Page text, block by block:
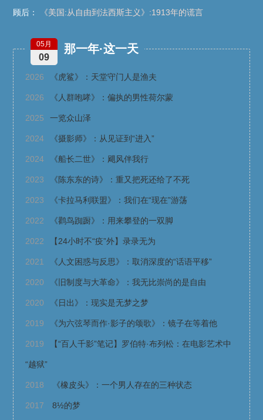
顾后： 《美国:从自由到法西斯主义》:1913年的谎言
那一年·这一天
05月
09
2026 《虎鲨》：天堂守门人是渔夫
2026 《人群咆哮》：偏执的男性荷尔蒙
2025 一览众山泽
2024 《摄影师》：从见证到“进入”
2024 《船长二世》：飓风伴我行
2023 《陈东东的诗》：重又把死还给了不死
2023 《卡拉马利联盟》：我们在“现在”游荡
2022 《鹳鸟踟蹰》：用来攀登的一双脚
2022 【24小时不“疫”外】录录无为
2021 《人文困惑与反思》：取消深度的“话语平移”
2020 《旧制度与大革命》：我无比崇尚的是自由
2020 《日出》：现实是无梦之梦
2019 《为六弦琴而作·影子的颂歌》：镜子在等着他
2019 【“百人千影”笔记】罗伯特·布列松：在电影艺术中
“越狱”
2018 《橡皮头》：一个男人存在的三种状态
2017 8½的梦